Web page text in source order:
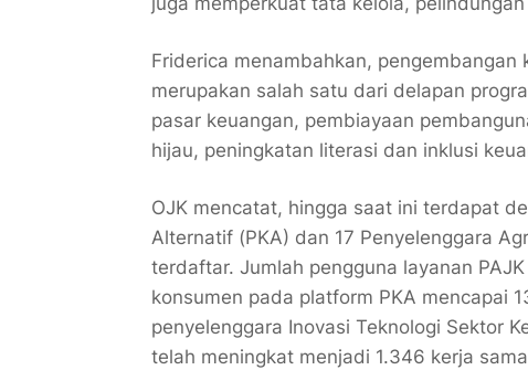
Friderica menambahkan,
merupakan salah satu dari delapan
pasar keuangan, pembiayaan
hijau, peningkatan literasi dan inklusi
OJK mencatat, hingga saat ini terdapat
Alternatif (PKA) dan 17 Penyelenggara
terdaftar. Jumlah pengguna layanan
konsumen pada platform PKA mencapai
penyelenggara Inovasi Teknologi Sektor
telah meningkat menjadi 1.346 kerja